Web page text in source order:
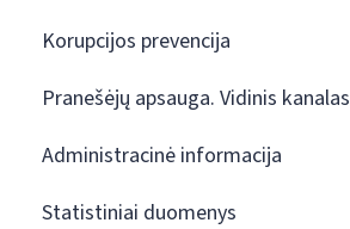
Korupcijos prevencija
Pranešėjų apsauga. Vidinis kanalas
Administracinė informacija
Statistiniai duomenys